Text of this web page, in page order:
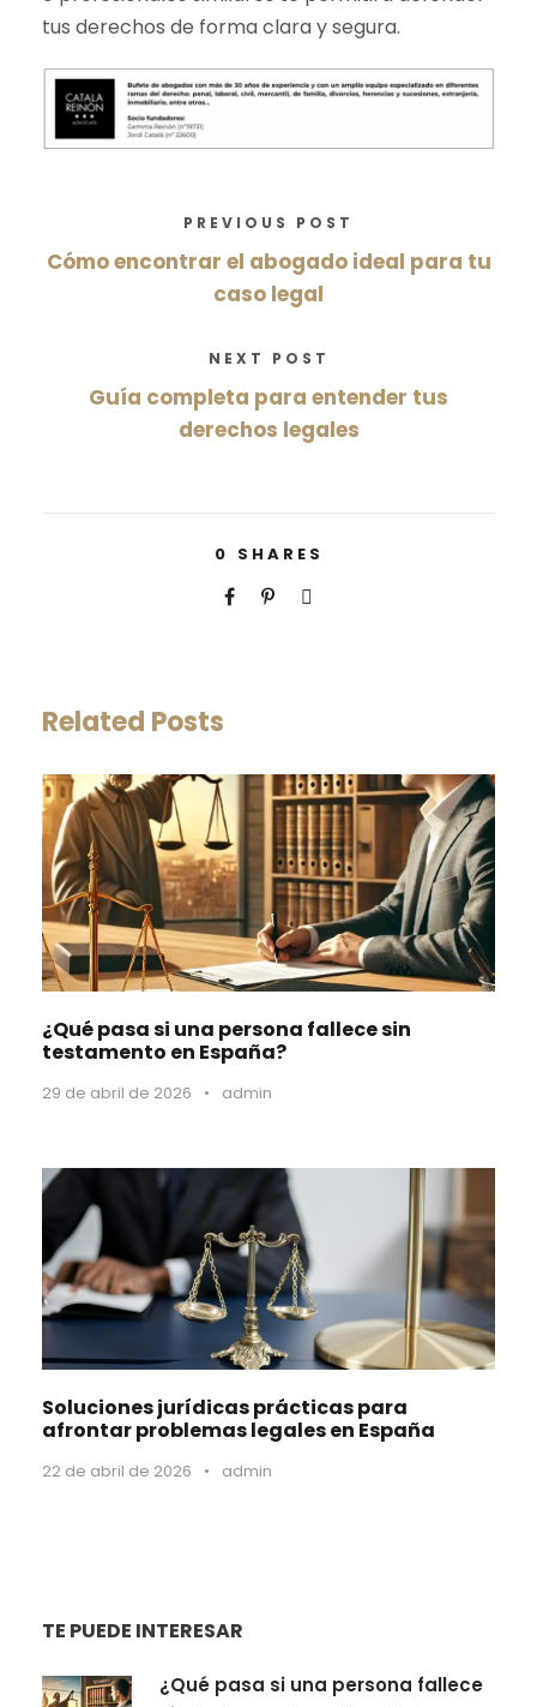
tus derechos de forma clara y segura.
PREVIOUS POST
Cómo encontrar el abogado ideal para tu
caso legal
NEXT POST
Guía completa para entender tus
derechos legales
0 SHARES
Related Posts
¿Qué pasa si una persona fallece sin
testamento en España?
29 de abril de 2026 • admin
Soluciones jurídicas prácticas para
afrontar problemas legales en España
22 de abril de 2026 • admin
TE PUEDE INTERESAR
¿Qué pasa si una persona fallece